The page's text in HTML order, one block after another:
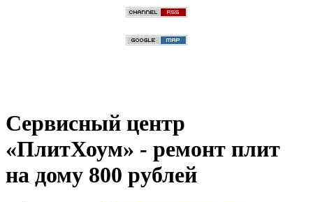
Сервисный центр
«ПлитХоум» - ремонт плит
на дому 800 рублей